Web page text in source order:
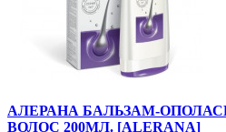
АЛЕРАНА БАЛЬЗАМ-
ВОЛОС 200МЛ. [ALERANA]